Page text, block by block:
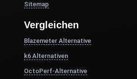
Sitemap
Vergleichen
Blazemeter Alternative
k6 Alternativen
OctoPerf-Alternative